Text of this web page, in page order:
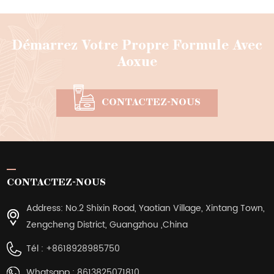
Démarrez Votre Propre Formule Avec
Aoxue
CONTACTEZ-NOUS
CONTACTEZ-NOUS
Address: No.2 Shixin Road, Yaotian Village, Xintang Town,
Zengcheng District, Guangzhou ,China
Tél : +8618928985750